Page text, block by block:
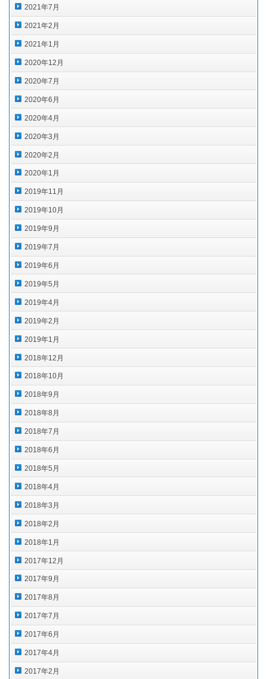
2021年7月
2021年2月
2021年1月
2020年12月
2020年7月
2020年6月
2020年4月
2020年3月
2020年2月
2020年1月
2019年11月
2019年10月
2019年9月
2019年7月
2019年6月
2019年5月
2019年4月
2019年2月
2019年1月
2018年12月
2018年10月
2018年9月
2018年8月
2018年7月
2018年6月
2018年5月
2018年4月
2018年3月
2018年2月
2018年1月
2017年12月
2017年9月
2017年8月
2017年7月
2017年6月
2017年4月
2017年2月